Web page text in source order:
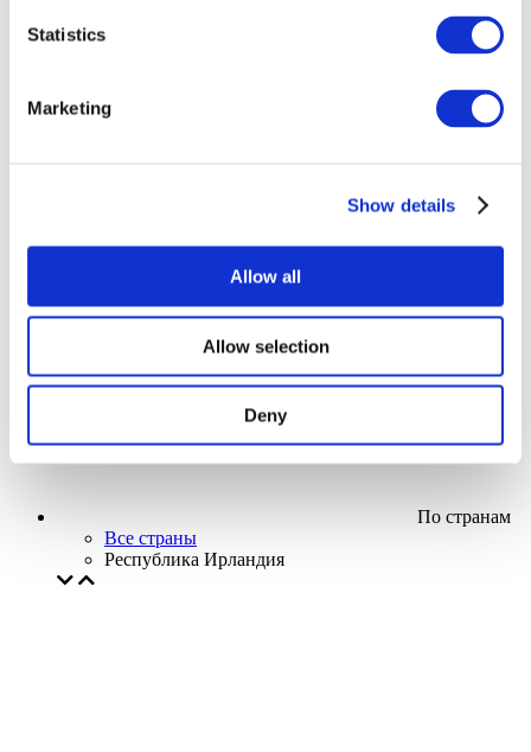
Statistics
Marketing
Show details
Allow all
Allow selection
Deny
Без поджанра
Применить
По странам
Все страны
Республика Ирландия